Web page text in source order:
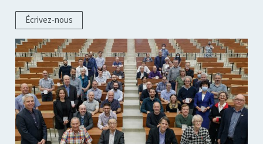
Écrivez-nous